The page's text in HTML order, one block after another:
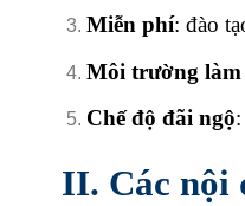
Miễn phí: đào
Môi trường làm
Chế độ đãi ngộ
II. Các nội